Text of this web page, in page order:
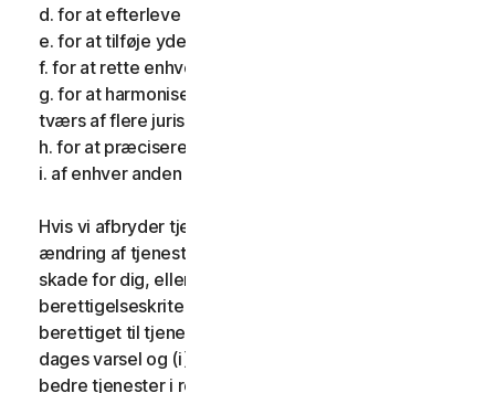
d. for at efterleve krav pålagt af et tilsynsorgan;
e. for at tilføje yderligere funktionalitet;
f. for at rette enhver fejl;
g. for at harmonisere tjenesterne eller vilkårene på
tværs af flere jurisdiktioner;
h. for at præcisere vilkårene; og
i. af enhver anden gyldig grund.
Hvis vi afbryder tjenesterne, foretager en væsentlig
ændring af tjenesterne, som kan være til væsentlig
skade for dig, eller indfører eller ændrer
berettigelseskriterier, så du ikke længere er
berettiget til tjenesterne, giver vi dig fjorten (14)
dages varsel og (i) giver dig sammenlignelige eller
bedre tjenester i resten af din tjenesteperiode uden